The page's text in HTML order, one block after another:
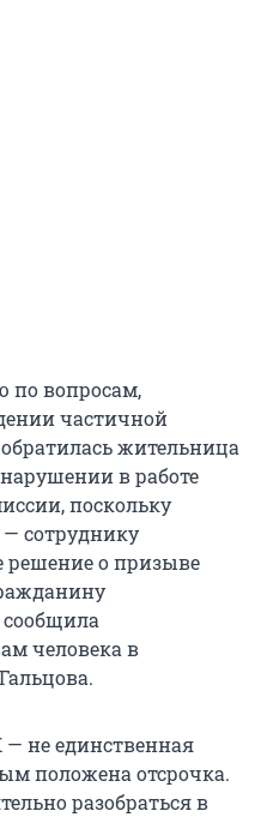
вопросам,
частичной
жительница
в работе
поскольку
сотруднику
решение о призыве
сообщила
человека в
не единственная
положена отсрочка.
разобраться в